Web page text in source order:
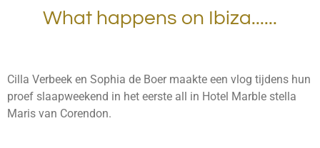
What happens on Ibiza......
Cilla Verbeek en Sophia de Boer maakte een vlog tijdens hun
proef slaapweekend in het eerste all in Hotel Marble stella
Maris van Corendon.